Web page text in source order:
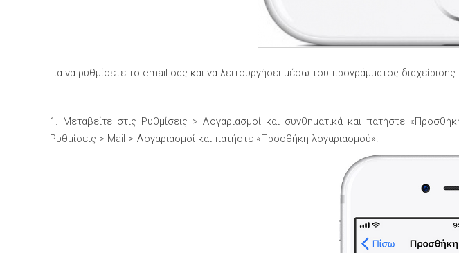
Για να ρυθμίσετε το email σας και να λειτουργήσει μέσω του προγράμματος
1. Μεταβείτε στις Ρυθμίσεις > Λογαριασμοί και συνθηματικά και πατήστε
Ρυθμίσεις > Mail > Λογαριασμοί και πατήστε «Προσθήκη λογαριασμού».